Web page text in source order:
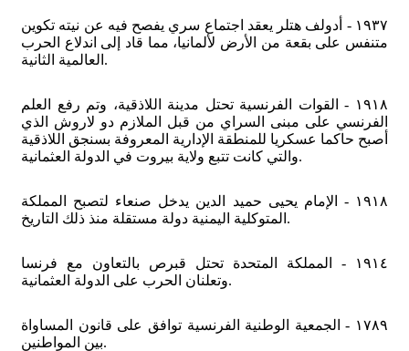
١٩٣٧ - أدولف هتلر يعقد اجتماع سري يفصح فيه عن نيته تكوين
متنفس على بقعة من الأرض لألمانيا، مما قاد إلى اندلاع الحرب
العالمية الثانية.
١٩١٨ - القوات الفرنسية تحتل مدينة اللاذقية، وتم رفع العلم
الفرنسي على مبنى السراي من قبل الملازم دو لاروش الذي
أصبح حاكما عسكريا للمنطقة الإدارية المعروفة بسنجق اللاذقية
والتي كانت تتبع ولاية بيروت في الدولة العثمانية.
١٩١٨ - الإمام يحيى حميد الدين يدخل صنعاء لتصبح المملكة
المتوكلية اليمنية دولة مستقلة منذ ذلك التاريخ.
١٩١٤ - المملكة المتحدة تحتل قبرص بالتعاون مع فرنسا
وتعلنان الحرب على الدولة العثمانية.
١٧٨٩ - الجمعية الوطنية الفرنسية توافق على قانون المساواة
بين المواطنين.